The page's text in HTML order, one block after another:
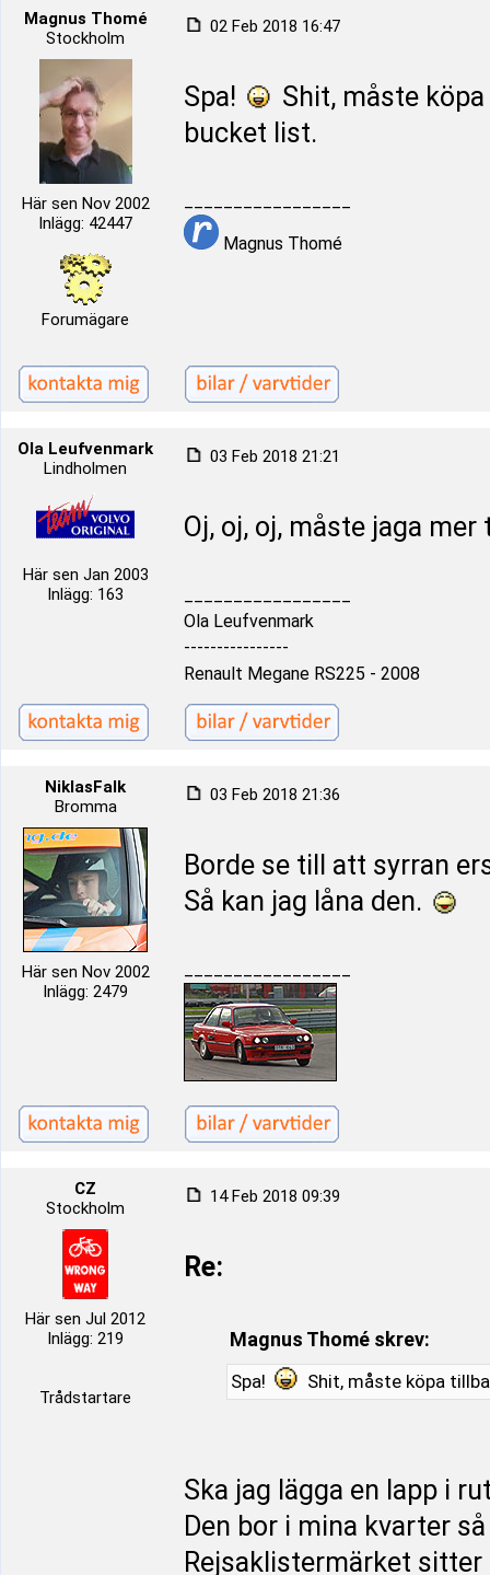
Magnus Thomé
Stockholm
Här sen Nov 2002
Inlägg: 42447
Forumägare
02 Feb 2018 16:47
Spa!
Shit, måste
bucket list.
Magnus Thomé
Ola Leufvenmark
Lindholmen
Här sen Jan 2003
Inlägg: 163
03 Feb 2018 21:21
Oj, oj, oj, måste jaga
Ola Leufvenmark
----------------
Renault Megane RS225 - 2008
NiklasFalk
Bromma
Här sen Nov 2002
Inlägg: 2479
03 Feb 2018 21:36
Borde se till att syrran
Så kan jag låna den.
CZ
Stockholm
Här sen Jul 2012
Inlägg: 219
Trådstartare
14 Feb 2018 09:39
Re:
Magnus Thomé skrev:
Spa! Shit, måste köpa
Ska jag lägga en lapp i
Den bor i mina kvarter
Rejsaklistermärket